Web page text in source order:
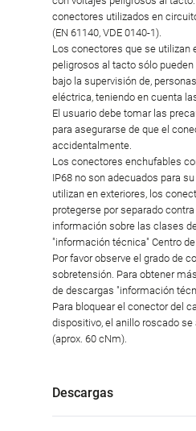
conectores utilizados en
(EN 61140, VDE 0140-1).
Los conectores que se utilizan
peligrosos al tacto sólo
bajo la supervisión de,
eléctrica, teniendo en cuenta
El usuario debe tomar las
para asegurarse de que el
accidentalmente.
Los conectores enchufables
IP68 no son adecuados para
utilizan en exteriores, los
protegerse por separado
información sobre las clases
"información técnica" Centro
Por favor observe el grado de
sobretensión. Para obtener
de descargas "información
Para bloquear el conector del
dispositivo, el anillo roscado
(aprox. 60 cNm).
Descargas